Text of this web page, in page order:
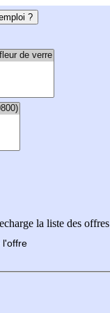
?
la liste des offres
l'offre